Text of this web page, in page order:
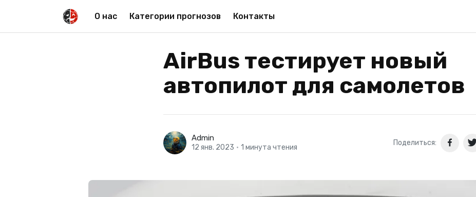
О нас Категории прогнозов Контакты
AirBus тестирует новый
автопилот для самолетов
Admin
12 янв. 2023 • 1 минута чтения
Поделиться: